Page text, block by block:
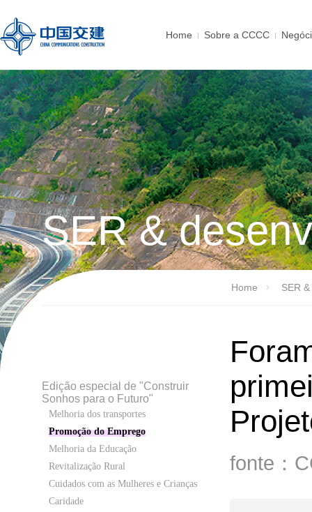
Home Sobre a CCCC
SER &
Home SER
Edição especial de "Construir
Sonhos para o Futuro"
Melhoria dos transportes
Promoção do Emprego
Melhoria da Educação
Revitalização Rural
Cuidados com as Mulheres e Crianças
Caridade
fonte：